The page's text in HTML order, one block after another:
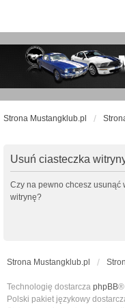
Strona Mustangklub.pl
Usuń ciasteczka
Czy na pewno chcesz usunąć
witrynę?
Strona Mustangklub.pl
Technologię dostarcza phpBB®
Polski pakiet językowy